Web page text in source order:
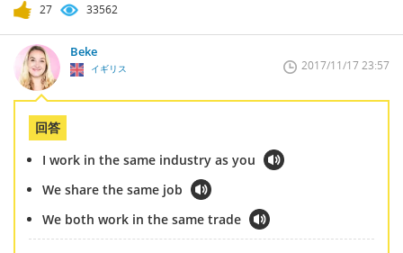
27 33562
Beke
イギリス 2017/11/17 23:57
回答
I work in the same industry as you
We share the same job
We both work in the same trade